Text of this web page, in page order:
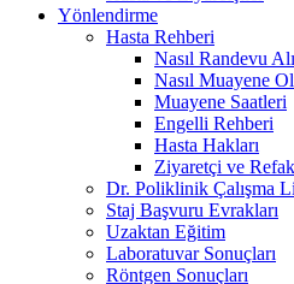
Yönlendirme
Hasta Rehberi
Nasıl Randevu
Nasıl Muayene
Muayene Saatleri
Engelli Rehberi
Hasta Hakları
Ziyaretçi ve
Dr. Poliklinik Çalışma
Staj Başvuru Evrakları
Uzaktan Eğitim
Laboratuvar Sonuçları
Röntgen Sonuçları